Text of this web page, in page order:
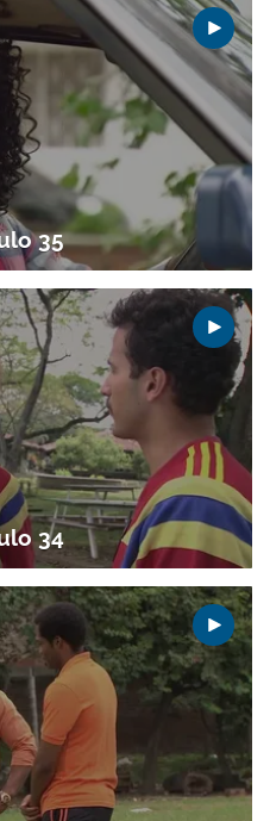
a nuestro boletín.
ACEPTAR
35
34